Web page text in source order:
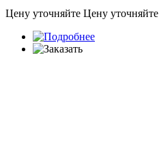
Цену уточняйте Цену уточняйте